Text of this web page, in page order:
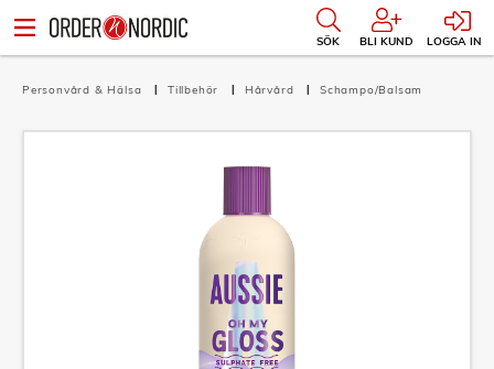
SÖK BLI KUND LOGGA IN
Personvård & Hälsa Tillbehör Hårvård Schampo/Balsam